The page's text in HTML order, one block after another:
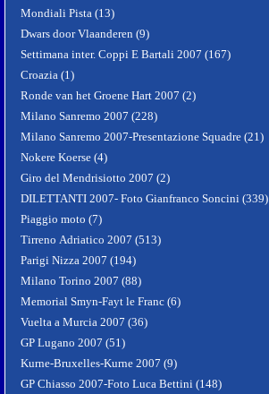
Mondiali Pista (13)
Dwars door Vlaanderen (9)
Settimana inter. Coppi E Bartali 2007 (167)
Croazia (1)
Ronde van het Groene Hart 2007 (2)
Milano Sanremo 2007 (228)
Milano Sanremo 2007-Presentazione Squadre (21)
Nokere Koerse (4)
Giro del Mendrisiotto 2007 (2)
DILETTANTI 2007- Foto Gianfranco Soncini (339)
Piaggio moto (7)
Tirreno Adriatico 2007 (513)
Parigi Nizza 2007 (194)
Milano Torino 2007 (88)
Memorial Smyn-Fayt le Franc (6)
Vuelta a Murcia 2007 (36)
GP Lugano 2007 (51)
Kurne-Bruxelles-Kurne 2007 (9)
GP Chiasso 2007-Foto Luca Bettini (148)